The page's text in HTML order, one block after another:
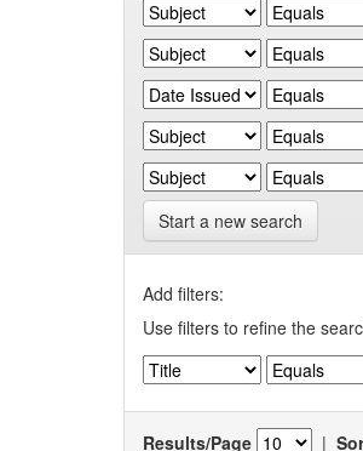
Start a new search
Add filters:
Use filters to refine the
Results/Page |